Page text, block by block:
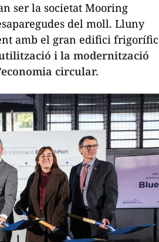
ser la societat Mooring
del moll. Lluny
amb el gran edifici frigorífic
i la modernització
circular.